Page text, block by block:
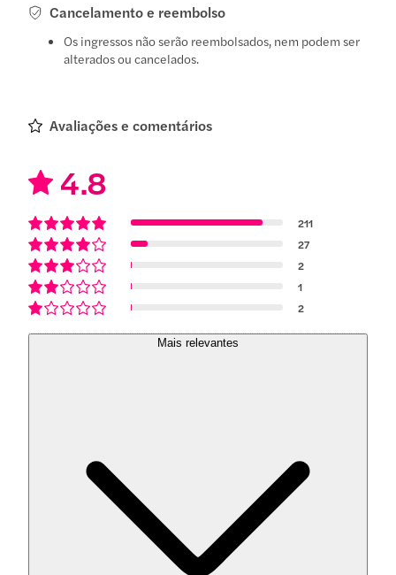
Cancelamento e reembolso
Os ingressos não serão reembolsados, nem podem ser
alterados ou cancelados.
Avaliações e comentários
4.8
211
27
2
1
2
Mais relevantes